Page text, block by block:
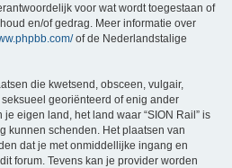
voor wat wordt toegestaan of
en/of gedrag. Meer informatie over
of de Nederlandstalige
die kwetsend, obsceen, vulgair,
georiënteerd of enig ander
eigen land, het land waar “SION Rail” is
kunnen schenden. Het plaatsen van
dat je met onmiddellijke ingang en
forum. Tevens kan je provider worden